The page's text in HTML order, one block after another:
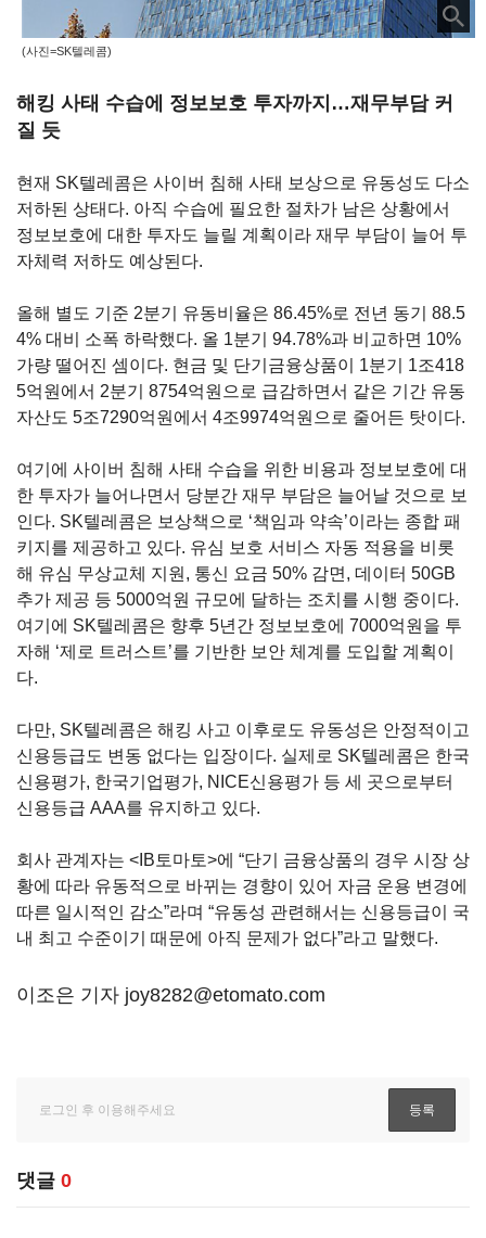
(사진=SK텔레콤)
해킹 사태 수습에 정보보호 투자까지…재무부담 커
질 듯
현재 SK텔레콤은 사이버 침해 사태 보상으로 유동성도 다소
저하된 상태다. 아직 수습에 필요한 절차가 남은 상황에서
정보보호에 대한 투자도 늘릴 계획이라 재무 부담이 늘어 투
자체력 저하도 예상된다.
올해 별도 기준 2분기 유동비율은 86.45%로 전년 동기 88.5
4% 대비
소폭 하락했다. 올 1분기 94.78%과 비교하면 10%
가량 떨어진 셈이다. 현금 및 단기금융상품이 1분기 1조418
5억원에서 2분기 8754억원으로 급감하면서 같은 기간 유동
자산도 5조7290억원에서 4조9974억원으로 줄어든 탓이다.
여기에 사이버 침해 사태 수습을 위한 비용과 정보보호에 대
한 투자가 늘어나면서 당분간 재무 부담은 늘어날 것으로 보
인다. SK텔레콤은 보상책으로 ‘책임과 약속’이라는 종합 패
키지를 제공하고 있다. 유심 보호 서비스 자동 적용을 비롯
해 유심 무상교체 지원 , 통신 요금 50% 감면 , 데이터 50GB
추가 제공 등 5000억원 규모에 달하는 조치를 시행 중이다.
여기에 SK텔레콤은 향후 5년간 정보보호에 7000억원을 투
자해 ‘제로 트러스트’를 기반한 보안 체계를 도입할 계획이
다.
다만, SK텔레콤은 해킹 사고 이후로도 유동성은 안정적이고
신용등급도 변동 없다는 입장이다. 실제로 SK텔레콤은 한국
신용평가, 한국기업평가, NICE신용평가 등 세 곳으로부터
신용등급 AAA를 유지하고 있다.
회사 관계자는 <IB 토마토>에 “단기 금융상품의 경우 시장 상
황에 따라 유동적으로 바뀌는 경향이 있어 자금 운용 변경에
따른 일시적인 감소”라며 “유동성 관련해서는 신용등급이 국
내 최고 수준이기 때문에 아직 문제가 없다”라고 말했다.
이조은 기자 joy8282@etomato.com
댓글 0